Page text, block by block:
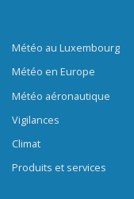
Météo au Luxembourg
Météo en Europe
Météo aéronautique
Vigilances
Climat
Produits et services